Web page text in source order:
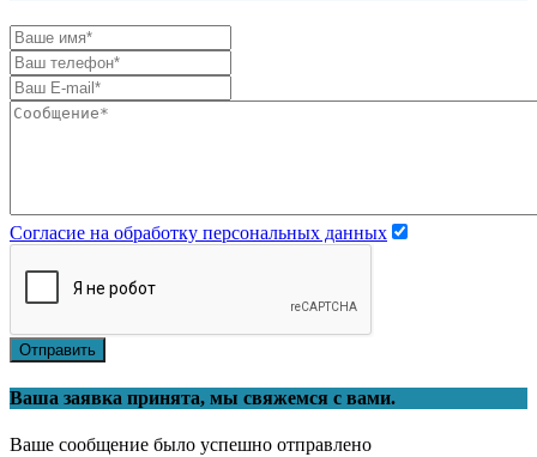
Согласие на обработку персональных данных
Отправить
Ваша заявка принята, мы свяжемся с вами.
Ваше сообщение было успешно отправлено